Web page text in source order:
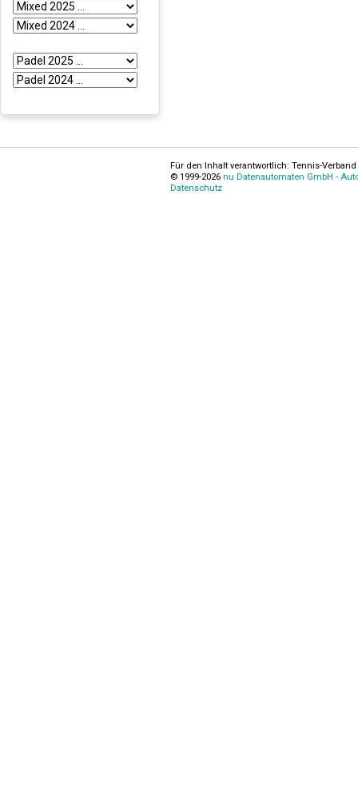
Für den Inhalt verantwortlich: Tennis-
© 1999-2026 nu Datenautomaten GmbH -
Datenschutz